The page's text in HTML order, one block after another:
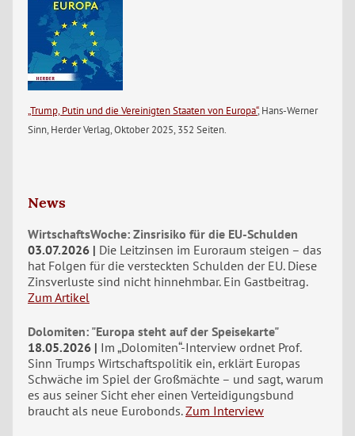
„Trump, Putin und die Vereinigten Staaten von Europa“, Hans-Werner
Sinn, Herder Verlag, Oktober 2025, 352 Seiten.
News
WirtschaftsWoche: Zinsrisiko für die EU-Schulden
03.07.2026
Die Leitzinsen im Euroraum steigen – das
hat Folgen für die versteckten Schulden der EU. Diese
Zinsverluste sind nicht hinnehmbar. Ein Gastbeitrag.
Zum Artikel
Dolomiten: "Europa steht auf der Speisekarte"
18.05.2026
Im „Dolomiten“-Interview ordnet Prof.
Sinn Trumps Wirtschaftspolitik ein, erklärt Europas
Schwäche im Spiel der Großmächte – und sagt, warum
es aus seiner Sicht eher einen Verteidigungsbund
braucht als neue Eurobonds. Zum Interview